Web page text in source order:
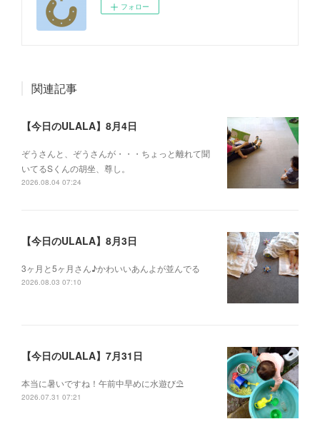
フォロー
関連記事
【今日のULALA】8月4日
ぞうさんと、ぞうさんが・・・ちょっと離れて聞
いてるSくんの胡坐、尊し。
2026.08.04 07:24
【今日のULALA】8月3日
3ヶ月と5ヶ月さん♪かわいいあんよが並んでる
2026.08.03 07:10
【今日のULALA】7月31日
本当に暑いですね！午前中早めに水遊び⛱
2026.07.31 07:21